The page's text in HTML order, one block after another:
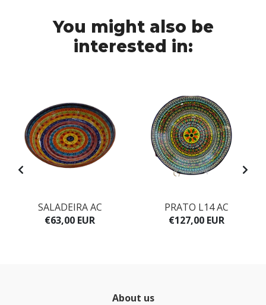
You might also be
interested in:
SALADEIRA AC
€63,00 EUR
PRATO L14 AC
€127,00 EUR
About us